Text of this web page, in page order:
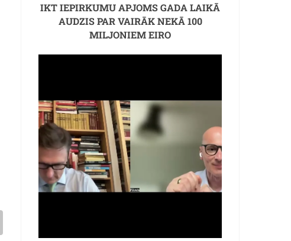
IKT IEPIRKUMU APJOMS GADA LAIKĀ
AUDZIS PAR VAIRĀK NEKĀ 100
MILJONIEM EIRO